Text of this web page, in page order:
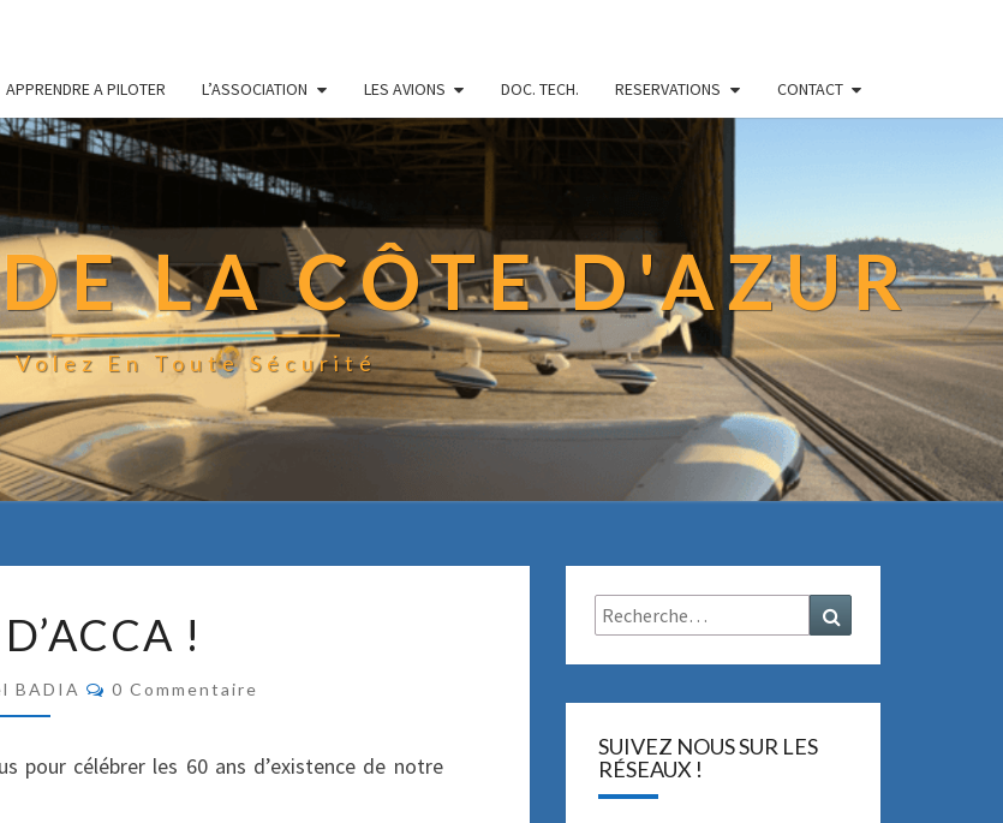
APPRENDRE A PILOTER L’ASSOCIATION LES AVIONS DOC. TECH. RESERVATIONS CONTACT
LA CÔTE D'AZUR
Volez En Toute Sécurité
0
N
S
’
!
BADIA
C
O
E
N
0 Commentaire
pour célébrer les 60 ans d’existence de notre
Rechercher :
SUIVEZ NOUS SUR LES
RÉSEAUX !